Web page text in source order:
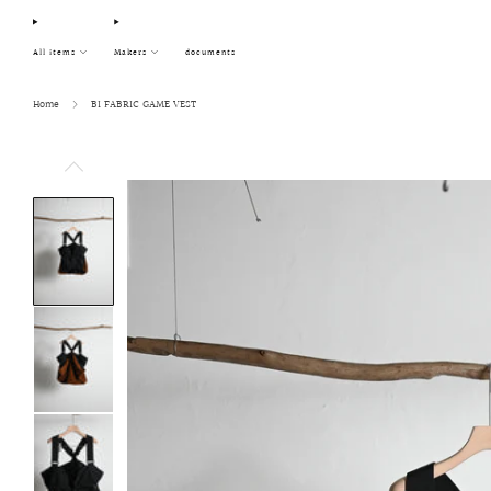
All items Makers documents
Home BI FABRIC GAME VEST